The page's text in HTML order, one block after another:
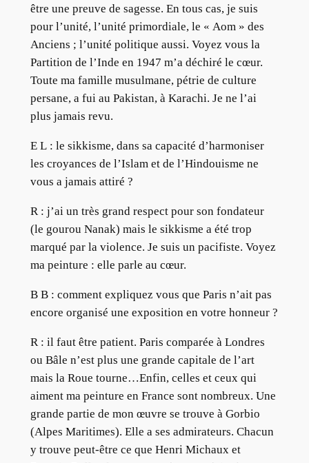
être une preuve de sagesse. En tous cas, je suis
pour l’unité, l’unité primordiale, le « Aom » des
Anciens ; l’unité politique aussi. Voyez vous la
Partition de l’Inde en 1947 m’a déchiré le cœur.
Toute ma famille musulmane, pétrie de culture
persane, a fui au Pakistan, à Karachi. Je ne l’ai
plus jamais revu.
E L : le sikkisme, dans sa capacité d’harmoniser
les croyances de l’Islam et de l’Hindouisme ne
vous a jamais attiré ?
R : j’ai un très grand respect pour son fondateur
(le gourou Nanak) mais le sikkisme a été trop
marqué par la violence. Je suis un pacifiste. Voyez
ma peinture : elle parle au cœur.
B B : comment expliquez vous que Paris n’ait pas
encore organisé une exposition en votre honneur ?
R : il faut être patient. Paris comparée à Londres
ou Bâle n’est plus une grande capitale de l’art
mais la Roue tourne…Enfin, celles et ceux qui
aiment ma peinture en France sont nombreux. Une
grande partie de mon œuvre se trouve à Gorbio
(Alpes Maritimes). Elle a ses admirateurs. Chacun
y trouve peut-être ce que Henri Michaux et